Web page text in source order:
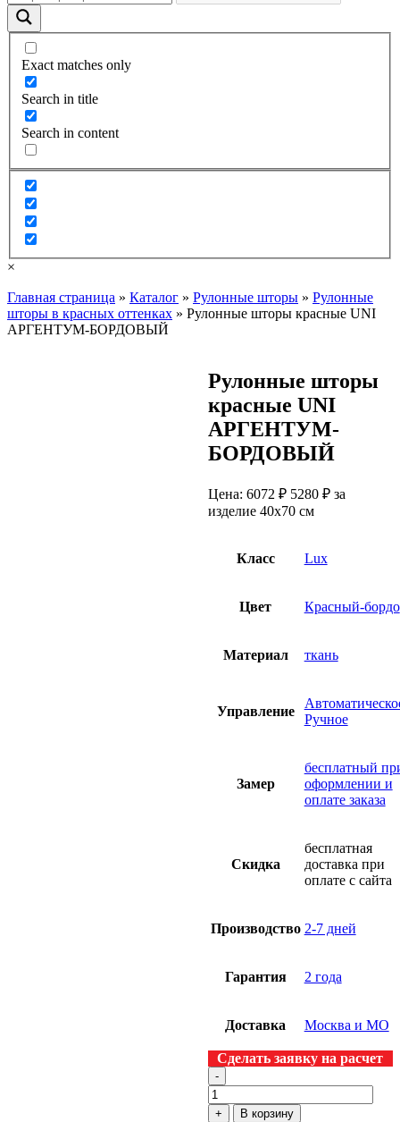
Exact matches only
Search in title
Search in content
×
Главная страница » Каталог » Рулонные шторы » Рулонные
шторы в красных оттенках » Рулонные шторы красные UNI
АРГЕНТУМ-БОРДОВЫЙ
Рулонные шторы
красные UNI
АРГЕНТУМ-
БОРДОВЫЙ
Цена: 6072 ₽ 5280 ₽за
изделие 40х70 см
Класс Lux
Цвет Красный-бордо
Материал ткань
Управление
Ручное
Замер
бесплатный
оформлении и
оплате заказа
Скидка
бесплатная
доставка при
оплате с сайта
Производство 2-7 дней
Гарантия 2 года
Доставка Москва и МО
Сделать заявку на расчет
-
+ В корзину